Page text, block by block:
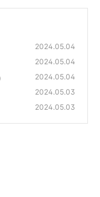
2024.05.04
2024.05.04
2024.05.04
2024.05.03
2024.05.03